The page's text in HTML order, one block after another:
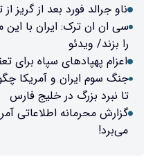
ناو جرالد فورد بعد از گریز
سی ان ان ترک: ایران با
را بزند/ ویدئو
اعزام پهپادهای سپاه برای
جنگ سوم ایران و آمریکا
تا نبرد بزرگ در خلیج فارس
گزارش محرمانه اطلاعاتی
می‌برد!